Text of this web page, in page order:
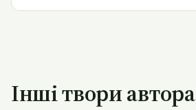
Інші твори автора